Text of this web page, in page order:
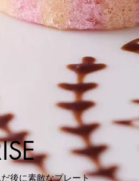
後に素敵なプレート